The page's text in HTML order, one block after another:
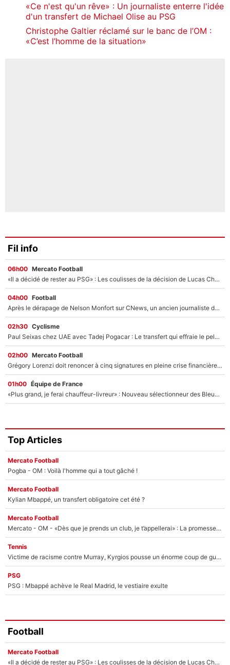
«Ce n'est qu'un rêve» : Un journaliste enterre l'idée
d'un transfert de Michael Olise au PSG
Christophe Galtier réclamé sur le banc de l’OM :
«C’est l’homme de la situation»
Fil info
06h00 Mercato Football
«Il a décidé de rester au PSG» : Les coulisses de la décision de Lucas Chevalier pour son transfert
04h00 Football
Après le dérapage de Nelson Monfort sur CNews, un ancien journaliste de France Télévisions relance la polémique sur les incendies en Gironde
02h30 Cyclisme
Paul Seixas chez UAE avec Tadej Pogacar : Le transfert qui effraie le peloton, «c’est la pire des choses qui puisse arriver»
02h00 Mercato Football
Grégory Lorenzi doit renoncer à cinq signatures en pleine crise financière : L’IA propose sept noms à l’OM pour un mercato réussi... à seulement 5M€ !
01h00 Équipe de France
«Plus grand, je ferai chauffeur-livreur» : Nouveau sélectionneur des Bleus, Zinédine Zidane s’était imaginé un avenir très différent lorsqu'il était enfant
Top Articles
Mercato Football
Pogba - OM : Voilà l'homme qui a tout gâché !
Mercato Football
Kylian Mbappé, un transfert obligatoire cet été ?
Mercato Football
Mercato - OM - «Dès que je prends un club, je t’appellerai» : La promesse de Marcelino au moment de claquer la porte
Tennis
Victime de racisme contre Murray, Kyrgios pousse un énorme coup de gueule !
PSG
PSG : Mbappé achève le Real Madrid, le vestiaire exulte
Football
Mercato Football
«Il a décidé de rester au PSG» : Les coulisses de la décision de Lucas Chevalier pour son transfert